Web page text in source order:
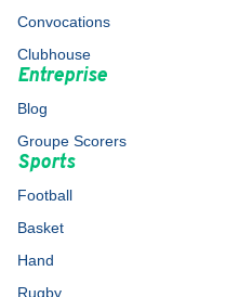
Convocations
Clubhouse
Entreprise
Blog
Groupe Scorers
Sports
Football
Basket
Hand
Rugby